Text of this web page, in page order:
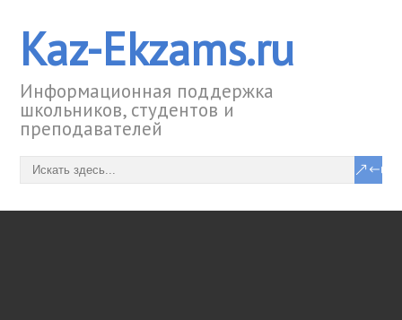
Kaz-Ekzams.ru
Информационная поддержка
школьников, студентов и
преподавателей